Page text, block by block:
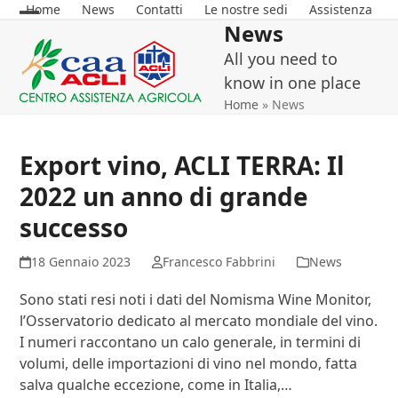
Skip
content
Home News Contatti Le nostre sedi Assistenza
Open
mobile
menu
Close
mobile
menu
News
All you need to
know in one place
Home » News
Export vino, ACLI TERRA: Il
2022 un anno di grande
successo
18 Gennaio 2023 Francesco Fabbrini News
Sono stati resi noti i dati del Nomisma Wine Monitor,
l’Osservatorio dedicato al mercato mondiale del vino.
I numeri raccontano un calo generale, in termini di
volumi, delle importazioni di vino nel mondo, fatta
salva qualche eccezione, come in Italia,…